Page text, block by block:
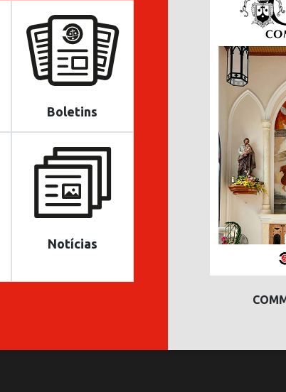
Boletins
Notícias